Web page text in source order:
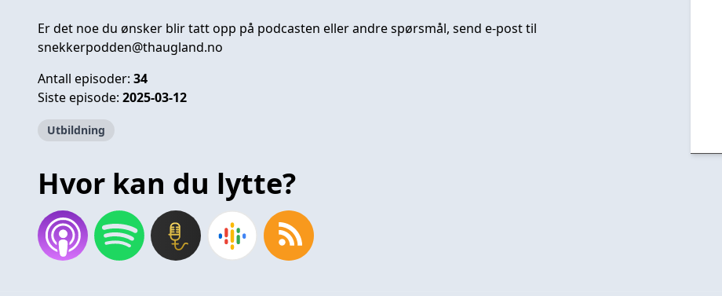
Er det noe du ønsker blir tatt opp på podcasten eller andre spørsmål, send e-post til
snekkerpodden@thaugland.no
Antall episoder: 34
Siste episode: 2025-03-12
Utbildning
Hvor kan du lytte?